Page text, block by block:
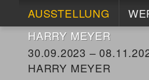
AUSSTELLUNG
GLASGEFÄSSE
AKTUELL
HARRY MEYER
30.09.2023 –
HARRY MEYER